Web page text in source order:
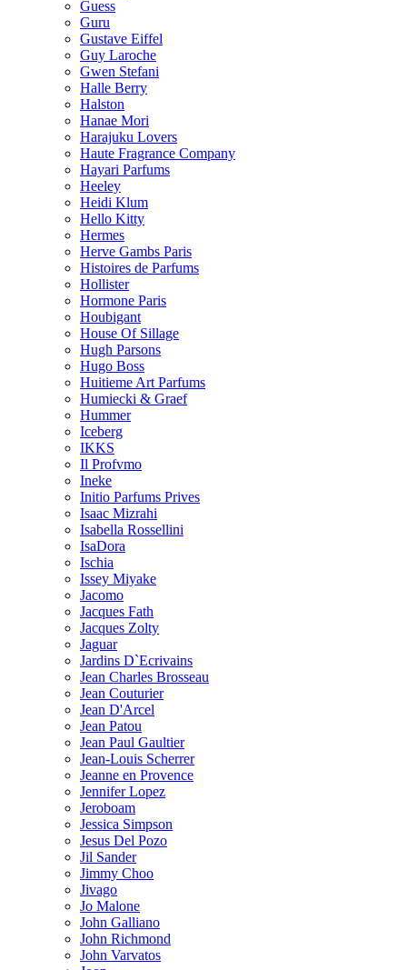
Guess
Guru
Gustave Eiffel
Guy Laroche
Gwen Stefani
Halle Berry
Halston
Hanae Mori
Harajuku Lovers
Haute Fragrance Company
Hayari Parfums
Heeley
Heidi Klum
Hello Kitty
Hermes
Herve Gambs Paris
Histoires de Parfums
Hollister
Hormone Paris
Houbigant
House Of Sillage
Hugh Parsons
Hugo Boss
Huitieme Art Parfums
Humiecki & Graef
Hummer
Iceberg
IKKS
Il Profvmo
Ineke
Initio Parfums Prives
Isaac Mizrahi
Isabella Rossellini
IsaDora
Ischia
Issey Miyake
Jacomo
Jacques Fath
Jacques Zolty
Jaguar
Jardins D`Ecrivains
Jean Charles Brosseau
Jean Couturier
Jean D'Arcel
Jean Patou
Jean Paul Gaultier
Jean-Louis Scherrer
Jeanne en Provence
Jennifer Lopez
Jeroboam
Jessica Simpson
Jesus Del Pozo
Jil Sander
Jimmy Choo
Jivago
Jo Malone
John Galliano
John Richmond
John Varvatos